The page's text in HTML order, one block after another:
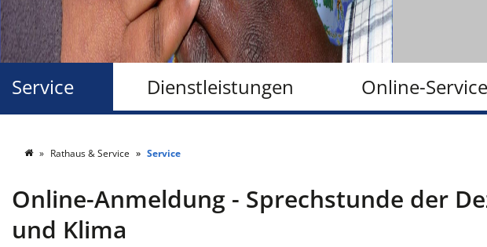
Dienstleistungen Online-
Service
Rathaus & Service Service
Online-Anmeldung - Sprechstunde der
und Klima